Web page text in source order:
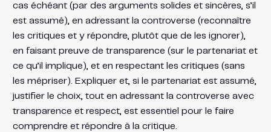
cas échéant (par des arguments solides et sincères, s’il
est assumé), en adressant la controverse (reconnaître
les critiques et y répondre, plutôt que de les ignorer),
en faisant preuve de transparence (sur le partenariat et
ce qu’il implique), et en respectant les critiques (sans
les mépriser). Expliquer et, si le partenariat est assumé,
justifier le choix, tout en adressant la controverse avec
transparence et respect, est essentiel pour le faire
comprendre et répondre à la critique.